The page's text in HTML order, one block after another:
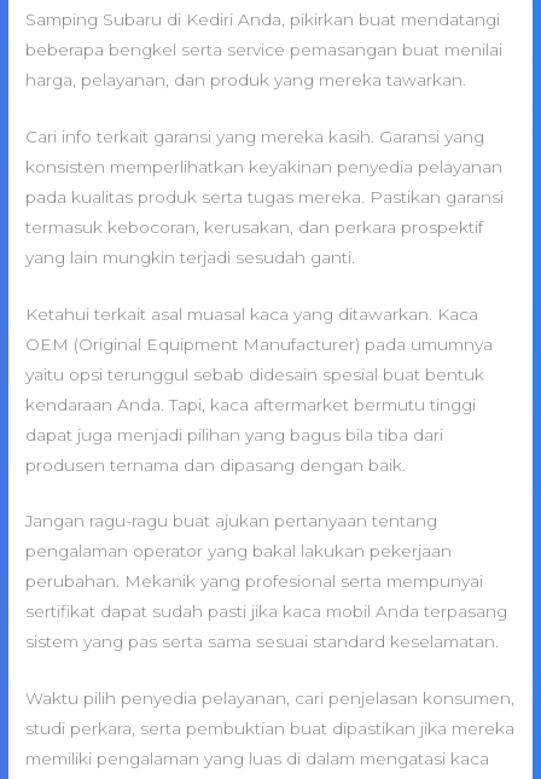
Samping Subaru di Kediri Anda, pikirkan buat mendatangi
beberapa bengkel serta service pemasangan buat menilai
harga, pelayanan, dan produk yang mereka tawarkan.
Cari info terkait garansi yang mereka kasih. Garansi yang
konsisten memperlihatkan keyakinan penyedia pelayanan
pada kualitas produk serta tugas mereka. Pastikan garansi
termasuk kebocoran, kerusakan, dan perkara prospektif
yang lain mungkin terjadi sesudah ganti.
Ketahui terkait asal muasal kaca yang ditawarkan. Kaca
OEM (Original Equipment Manufacturer) pada umumnya
yaitu opsi terunggul sebab didesain spesial buat bentuk
kendaraan Anda. Tapi, kaca aftermarket bermutu tinggi
dapat juga menjadi pilihan yang bagus bila tiba dari
produsen ternama dan dipasang dengan baik.
Jangan ragu-ragu buat ajukan pertanyaan tentang
pengalaman operator yang bakal lakukan pekerjaan
perubahan. Mekanik yang profesional serta mempunyai
sertifikat dapat sudah pasti jika kaca mobil Anda terpasang
sistem yang pas serta sama sesuai standard keselamatan.
Waktu pilih penyedia pelayanan, cari penjelasan konsumen,
studi perkara, serta pembuktian buat dipastikan jika mereka
memiliki pengalaman yang luas di dalam mengatasi kaca